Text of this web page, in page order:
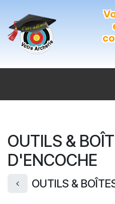
OUTILS &
D'ENCOCHE
OUTILS &